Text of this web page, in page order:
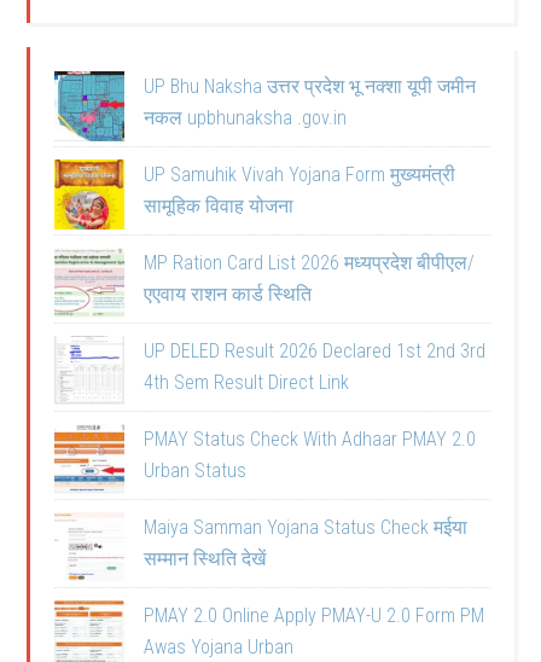
UP Bhu Naksha उत्तर प्रदेश भू नक्शा यूपी जमीन
नकल upbhunaksha .gov.in
UP Samuhik Vivah Yojana Form मुख्यमंत्री
सामूहिक विवाह योजना
MP Ration Card List 2026 मध्यप्रदेश बीपीएल/
एएवाय राशन कार्ड स्थिति
UP DELED Result 2026 Declared 1st 2nd 3rd
4th Sem Result Direct Link
PMAY Status Check With Adhaar PMAY 2.0
Urban Status
Maiya Samman Yojana Status Check मईया
सम्मान स्थिति देखें
PMAY 2.0 Online Apply PMAY-U 2.0 Form PM
Awas Yojana Urban